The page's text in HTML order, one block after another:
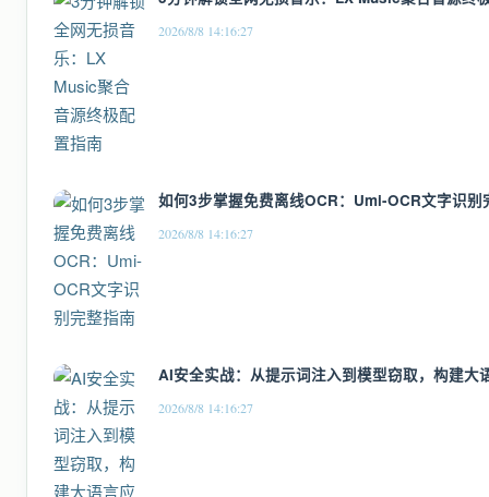
2026/8/8 14:16:27
如何3步掌握免费离线OCR：Umi-OCR文字识别
2026/8/8 14:16:27
AI安全实战：从提示词注入到模型窃取，构建大
2026/8/8 14:16:27